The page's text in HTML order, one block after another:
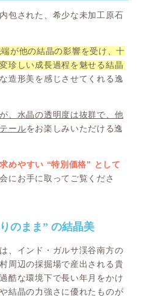
包された、希少な未加工原石
が他の結晶の影響を受け、十
珍しい成長過程を魅せる結晶
造形美を感じさせてくれる逸
、水晶の透明度は抜群で、他
ールをお楽しみいただける逸
めやすい “特別価格” として
にお手に取ってご覧くださ
のまま” の結晶美
、インド・ガルサ渓谷南方の
周辺の採掘場で産出される貴
酷な環境下で長い年月をかけ
結晶の力強さに優れたものが